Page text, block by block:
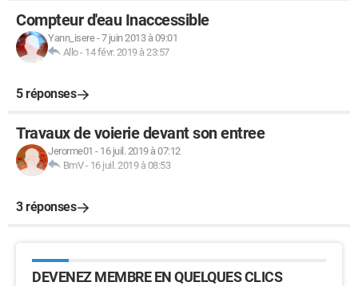
Compteur d'eau Inaccessible
Yann_isere-7 juin 2013 à 09:01
Allo- 14 févr. 2019 à 23:57
5 réponses
Travaux de voierie devant son entree
Jerorme01 - 16 juil. 2019 à 07:12
BmV- 16 juil. 2019 à 08:53
3 réponses
DEVENEZ MEMBRE EN QUELQUES CLICS